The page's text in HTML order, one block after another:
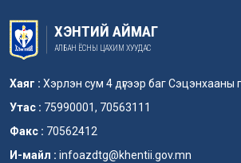
ХЭНТИЙ АЙМАГ
АЛБАН ЁСНЫ ЦАХИМ ХУУДАС
Хаяг : Хэрлэн сум 4 дүгээр баг Сэцэнхааны
Утас : 75990001, 70563111
Факс : 70562412
И-майл : infoazdtg@khentii.gov.mn